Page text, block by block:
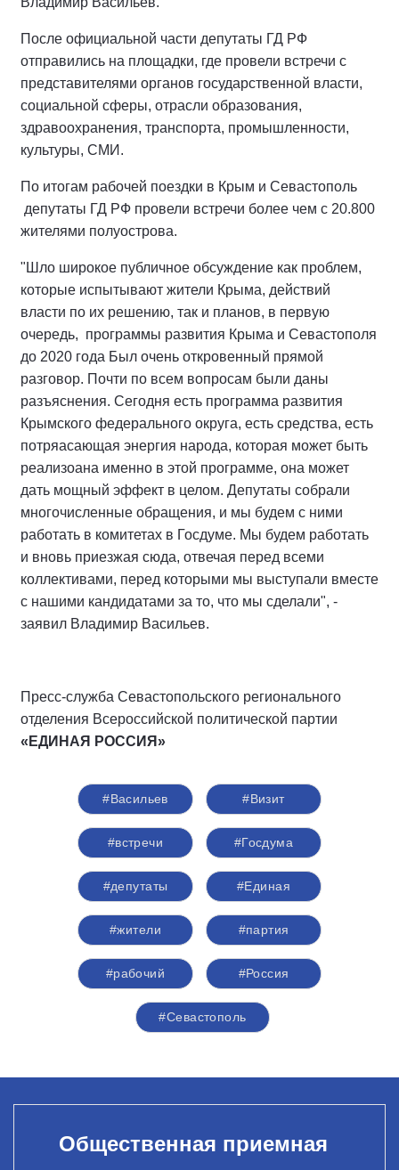
После официальной части депутаты ГД РФ
отправились на площадки, где провели встречи с
представителями органов государственной власти,
социальной сферы, отрасли образования,
здравоохранения, транспорта, промышленности,
культуры, СМИ.
По итогам рабочей поездки в Крым и Севастополь
депутаты ГД РФ провели встречи более чем с 20.800
жителями полуострова.
"Шло широкое публичное обсуждение как проблем,
которые испытывают жители Крыма, действий
власти по их решению, так и планов, в первую
очередь, программы развития Крыма и Севастополя
до 2020 года Был очень откровенный прямой
разговор. Почти по всем вопросам были даны
разъяснения. Сегодня есть программа развития
Крымского федерального округа, есть средства, есть
потряасающая энергия народа, которая может быть
реализоана именно в этой программе, она может
дать мощный эффект в целом. Депутаты собрали
многочисленные обращения, и мы будем с ними
работать в комитетах в Госдуме. Мы будем работать
и вновь приезжая сюда, отвечая перед всеми
коллективами, перед которыми мы выступали вместе
с нашими кандидатами за то, что мы сделали", -
заявил Владимир Васильев.
Пресс-служба Севастопольского регионального
отделения Всероссийской политической партии
«ЕДИНАЯ РОССИЯ»
#Васильев #Визит
#встречи #Госдума
#депутаты #Единая
#жители #партия
#рабочий #Россия
#Севастополь
Общественная приемная